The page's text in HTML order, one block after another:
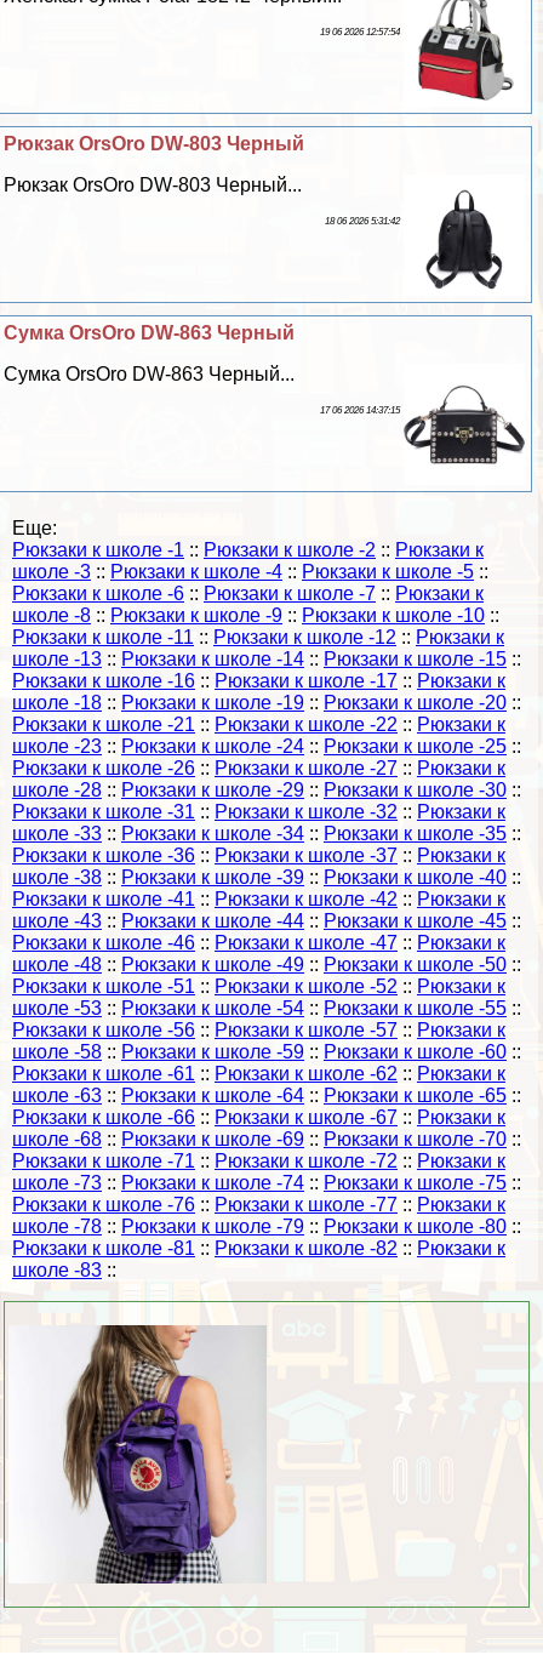
19 06 2026 12:57:54
Рюкзак OrsOro DW-803 Черный
Рюкзак OrsOro DW-803 Черный...
18 06 2026 5:31:42
Сумка OrsOro DW-863 Черный
Сумка OrsOro DW-863 Черный...
17 06 2026 14:37:15
Еще:
Рюкзаки к школе -1 :: Рюкзаки к школе -2 :: Рюкзаки к
школе -3 :: Рюкзаки к школе -4 :: Рюкзаки к школе -5 ::
Рюкзаки к школе -6 :: Рюкзаки к школе -7 :: Рюкзаки к
школе -8 :: Рюкзаки к школе -9 :: Рюкзаки к школе -10 ::
Рюкзаки к школе -11 :: Рюкзаки к школе -12 :: Рюкзаки к
школе -13 :: Рюкзаки к школе -14 :: Рюкзаки к школе -15 ::
Рюкзаки к школе -16 :: Рюкзаки к школе -17 :: Рюкзаки к
школе -18 :: Рюкзаки к школе -19 :: Рюкзаки к школе -20 ::
Рюкзаки к школе -21 :: Рюкзаки к школе -22 :: Рюкзаки к
школе -23 :: Рюкзаки к школе -24 :: Рюкзаки к школе -25 ::
Рюкзаки к школе -26 :: Рюкзаки к школе -27 :: Рюкзаки к
школе -28 :: Рюкзаки к школе -29 :: Рюкзаки к школе -30 ::
Рюкзаки к школе -31 :: Рюкзаки к школе -32 :: Рюкзаки к
школе -33 :: Рюкзаки к школе -34 :: Рюкзаки к школе -35 ::
Рюкзаки к школе -36 :: Рюкзаки к школе -37 :: Рюкзаки к
школе -38 :: Рюкзаки к школе -39 :: Рюкзаки к школе -40 ::
Рюкзаки к школе -41 :: Рюкзаки к школе -42 :: Рюкзаки к
школе -43 :: Рюкзаки к школе -44 :: Рюкзаки к школе -45 ::
Рюкзаки к школе -46 :: Рюкзаки к школе -47 :: Рюкзаки к
школе -48 :: Рюкзаки к школе -49 :: Рюкзаки к школе -50 ::
Рюкзаки к школе -51 :: Рюкзаки к школе -52 :: Рюкзаки к
школе -53 :: Рюкзаки к школе -54 :: Рюкзаки к школе -55 ::
Рюкзаки к школе -56 :: Рюкзаки к школе -57 :: Рюкзаки к
школе -58 :: Рюкзаки к школе -59 :: Рюкзаки к школе -60 ::
Рюкзаки к школе -61 :: Рюкзаки к школе -62 :: Рюкзаки к
школе -63 :: Рюкзаки к школе -64 :: Рюкзаки к школе -65 ::
Рюкзаки к школе -66 :: Рюкзаки к школе -67 :: Рюкзаки к
школе -68 :: Рюкзаки к школе -69 :: Рюкзаки к школе -70 ::
Рюкзаки к школе -71 :: Рюкзаки к школе -72 :: Рюкзаки к
школе -73 :: Рюкзаки к школе -74 :: Рюкзаки к школе -75 ::
Рюкзаки к школе -76 :: Рюкзаки к школе -77 :: Рюкзаки к
школе -78 :: Рюкзаки к школе -79 :: Рюкзаки к школе -80 ::
Рюкзаки к школе -81 :: Рюкзаки к школе -82 :: Рюкзаки к
школе -83 ::